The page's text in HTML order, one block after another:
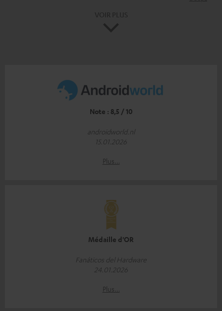
Note : 8,5 / 10
androidworld.nl
15.01.2026
Plus…
Médaille d'OR
Fanáticos del Hardware
24.01.2026
Plus…